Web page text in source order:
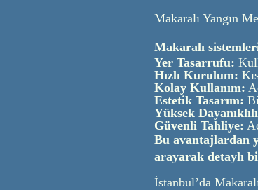
Makaralı Yangın
Makaralı
Yer Tasarrufu:
Hızlı Kurulum:
Kolay Kullanım:
Estetik Tasarım:
Yüksek
Güvenli Tahliye:
Bu avantajlardan
arayarak detaylı
İstanbul’da